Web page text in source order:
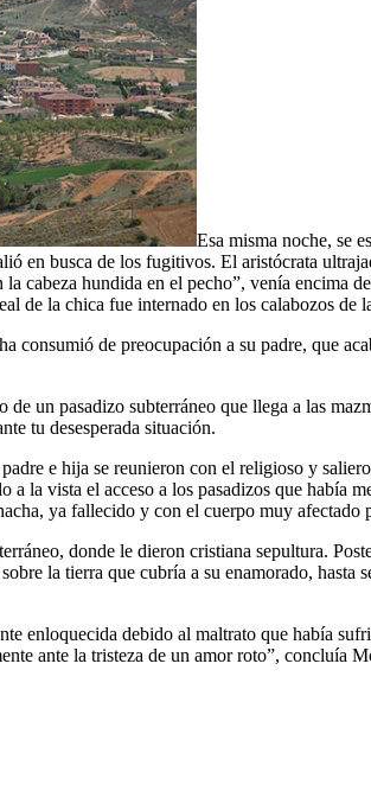
Esa misma noche, se
en busca de los fugitivos. El aristócrata
cabeza hundida en el pecho”, venía encima
de la chica fue internado en los calabozos de
consumió de preocupación a su padre, que
un pasadizo subterráneo que llega a las
tu desesperada situación.
e hija se reunieron con el religioso y
la vista el acceso a los pasadizos que había
ya fallecido y con el cuerpo muy
donde le dieron cristiana sepultura.
la tierra que cubría a su enamorado, hasta
enloquecida debido al maltrato que había
ante la tristeza de un amor roto”, concluía